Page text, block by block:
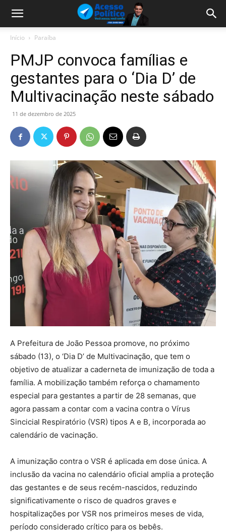
Início Paraíba
PMJP convoca famílias e
gestantes para o ‘Dia D’ de
Multivacinação neste sábado
11 de dezembro de 2025
A Prefeitura de João Pessoa promove, no próximo
sábado (13), o ‘Dia D’ de Multivacinação, que tem o
objetivo de atualizar a caderneta de imunização de toda a
família. A mobilização também reforça o chamamento
especial para gestantes a partir de 28 semanas, que
agora passam a contar com a vacina contra o Vírus
Sincicial Respiratório (VSR) tipos A e B, incorporada ao
calendário de vacinação.
A imunização contra o VSR é aplicada em dose única. A
inclusão da vacina no calendário oficial amplia a proteção
das gestantes e de seus recém-nascidos, reduzindo
significativamente o risco de quadros graves e
hospitalizações por VSR nos primeiros meses de vida,
período considerado crítico para os bebês.